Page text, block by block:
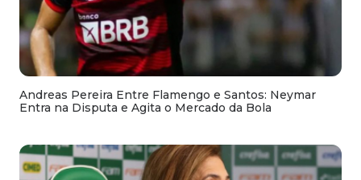
Andreas Pereira Entre Flamengo e Santos: Neymar
Entra na Disputa e Agita o Mercado da Bola